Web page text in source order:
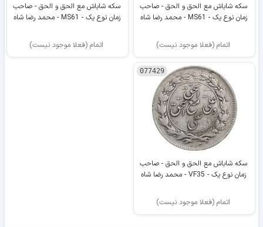
سکه شاباش مع الحق و الحق - صاحب
زمان نوع یک - MS61 - محمد رضا شاه
اتمام (فعلا موجود نیست)
سکه شاباش مع الحق و الحق - صاحب
زمان نوع یک - MS61 - محمد رضا شاه
اتمام (فعلا موجود نیست)
077429
سکه شاباش مع الحق و الحق - صاحب
زمان نوع یک - VF35 - محمد رضا شاه
اتمام (فعلا موجود نیست)